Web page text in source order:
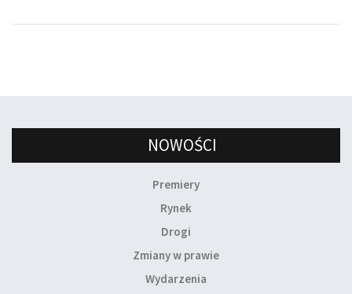
NOWOŚCI
Premiery
Rynek
Drogi
Zmiany w prawie
Wydarzenia